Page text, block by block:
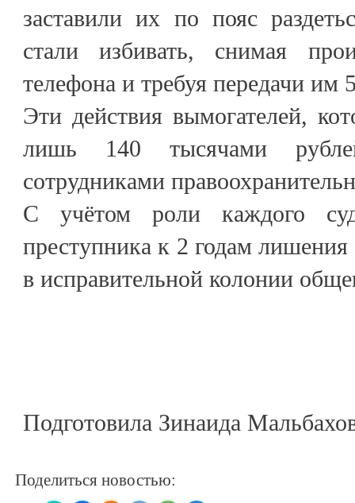
заставили их по пояс
стали избивать, снимая
телефона и требуя передачи им
Эти действия вымогателей,
лишь 140 тысячами
сотрудниками
С учётом роли каждого
преступника к 2 годам
в исправительной колонии
Подготовила Зинаида
Поделиться новостью: